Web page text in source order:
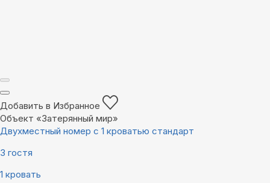
Добавить в Избранное
Объект «Затерянный мир»
Двухместный номер с 1 кроватью стандарт
3 гостя
1 кровать